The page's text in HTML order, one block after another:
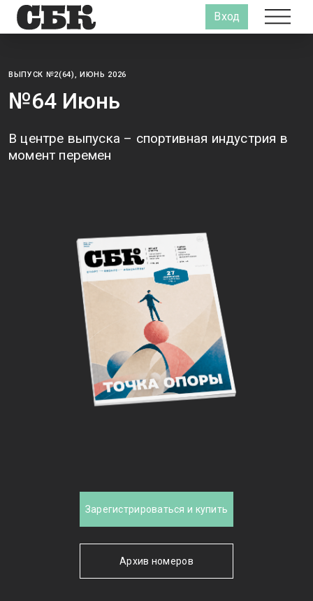
Вход
ВЫПУСК №2(64), ИЮНЬ 2026
№64 Июнь
В центре выпуска – спортивная индустрия в
момент перемен
Зарегистрироваться и купить
Архив номеров